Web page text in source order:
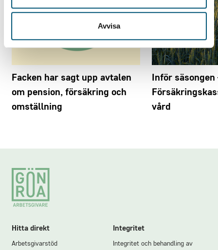
Avvisa
Facken har sagt upp avtalen
om pension, försäkring och
omställning
Inför
vård
Footer
Hitta direkt
Arbetsgivarstöd
Integritet
Integritet och behandling av